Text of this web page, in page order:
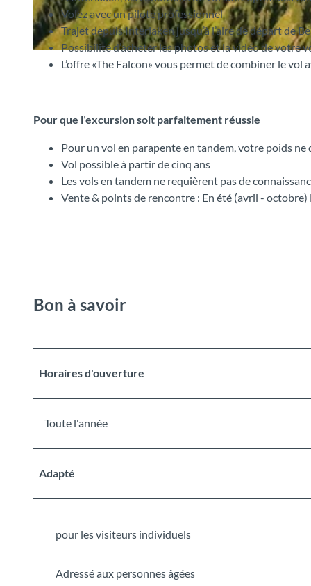
Volez avec un pilote professionnel
Trajet depuis Interlaken jusqu’à l’aire de départ de
Possibilité d’acheter les photos et la vidéo de votre
L’offre «The Falcon» vous permet de combiner le vol
Pour que l’excursion soit parfaitement réussie
Pour un vol en parapente en tandem, votre poids ne
Vol possible à partir de cinq ans
Les vols en tandem ne requièrent pas de
Vente & points de rencontre : En été (avril -
Bon à savoir
Horaires d'ouverture
Toute l'année
Adapté
pour les visiteurs individuels
Adressé aux personnes âgées